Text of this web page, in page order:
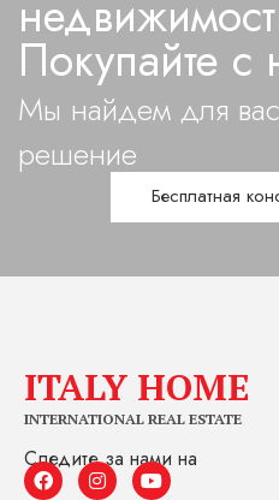
Покупайте с
Мы найдем для
решение
Бесплатная
ITALY HOME
INTERNATIONAL REAL ESTATE
Следите за нами на